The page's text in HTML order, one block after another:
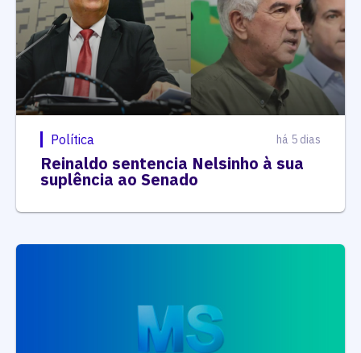
Política há 5 dias
Reinaldo sentencia Nelsinho à sua
suplência ao Senado